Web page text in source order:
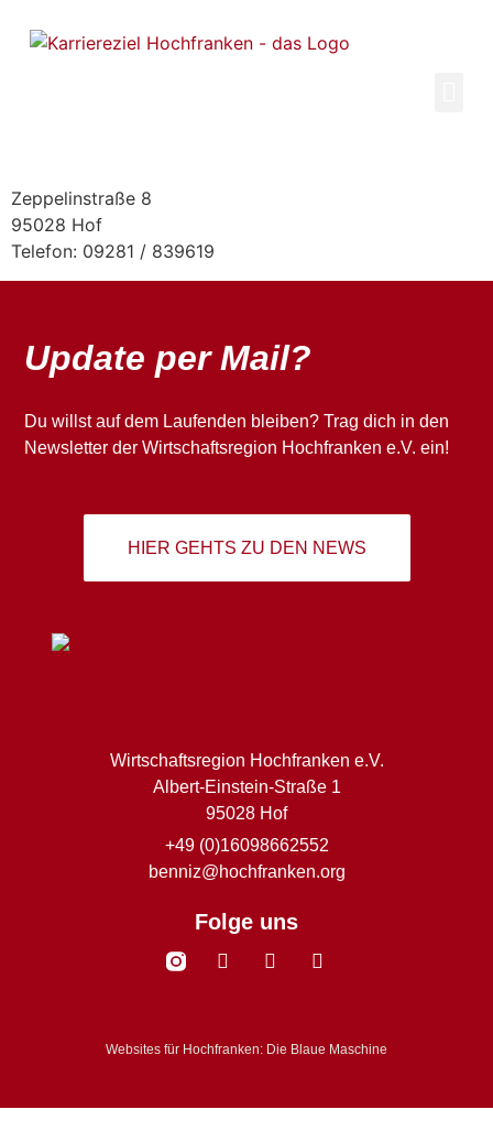
springen
Zeppelinstraße 8
95028 Hof
Telefon: 09281 / 839619
Update per Mail?
Du willst auf dem Laufenden bleiben? Trag dich in den
Newsletter der Wirtschaftsregion Hochfranken e.V. ein!
HIER GEHTS ZU DEN NEWS
Wirtschaftsregion Hochfranken e.V.
Albert-Einstein-Straße 1
95028 Hof
+49 (0)16098662552
benniz@hochfranken.org
Folge uns
Websites für Hochfranken: Die Blaue Maschine